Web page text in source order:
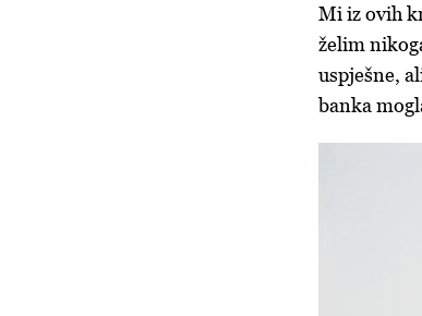
Mi iz ovih
želim
uspješne,
banka